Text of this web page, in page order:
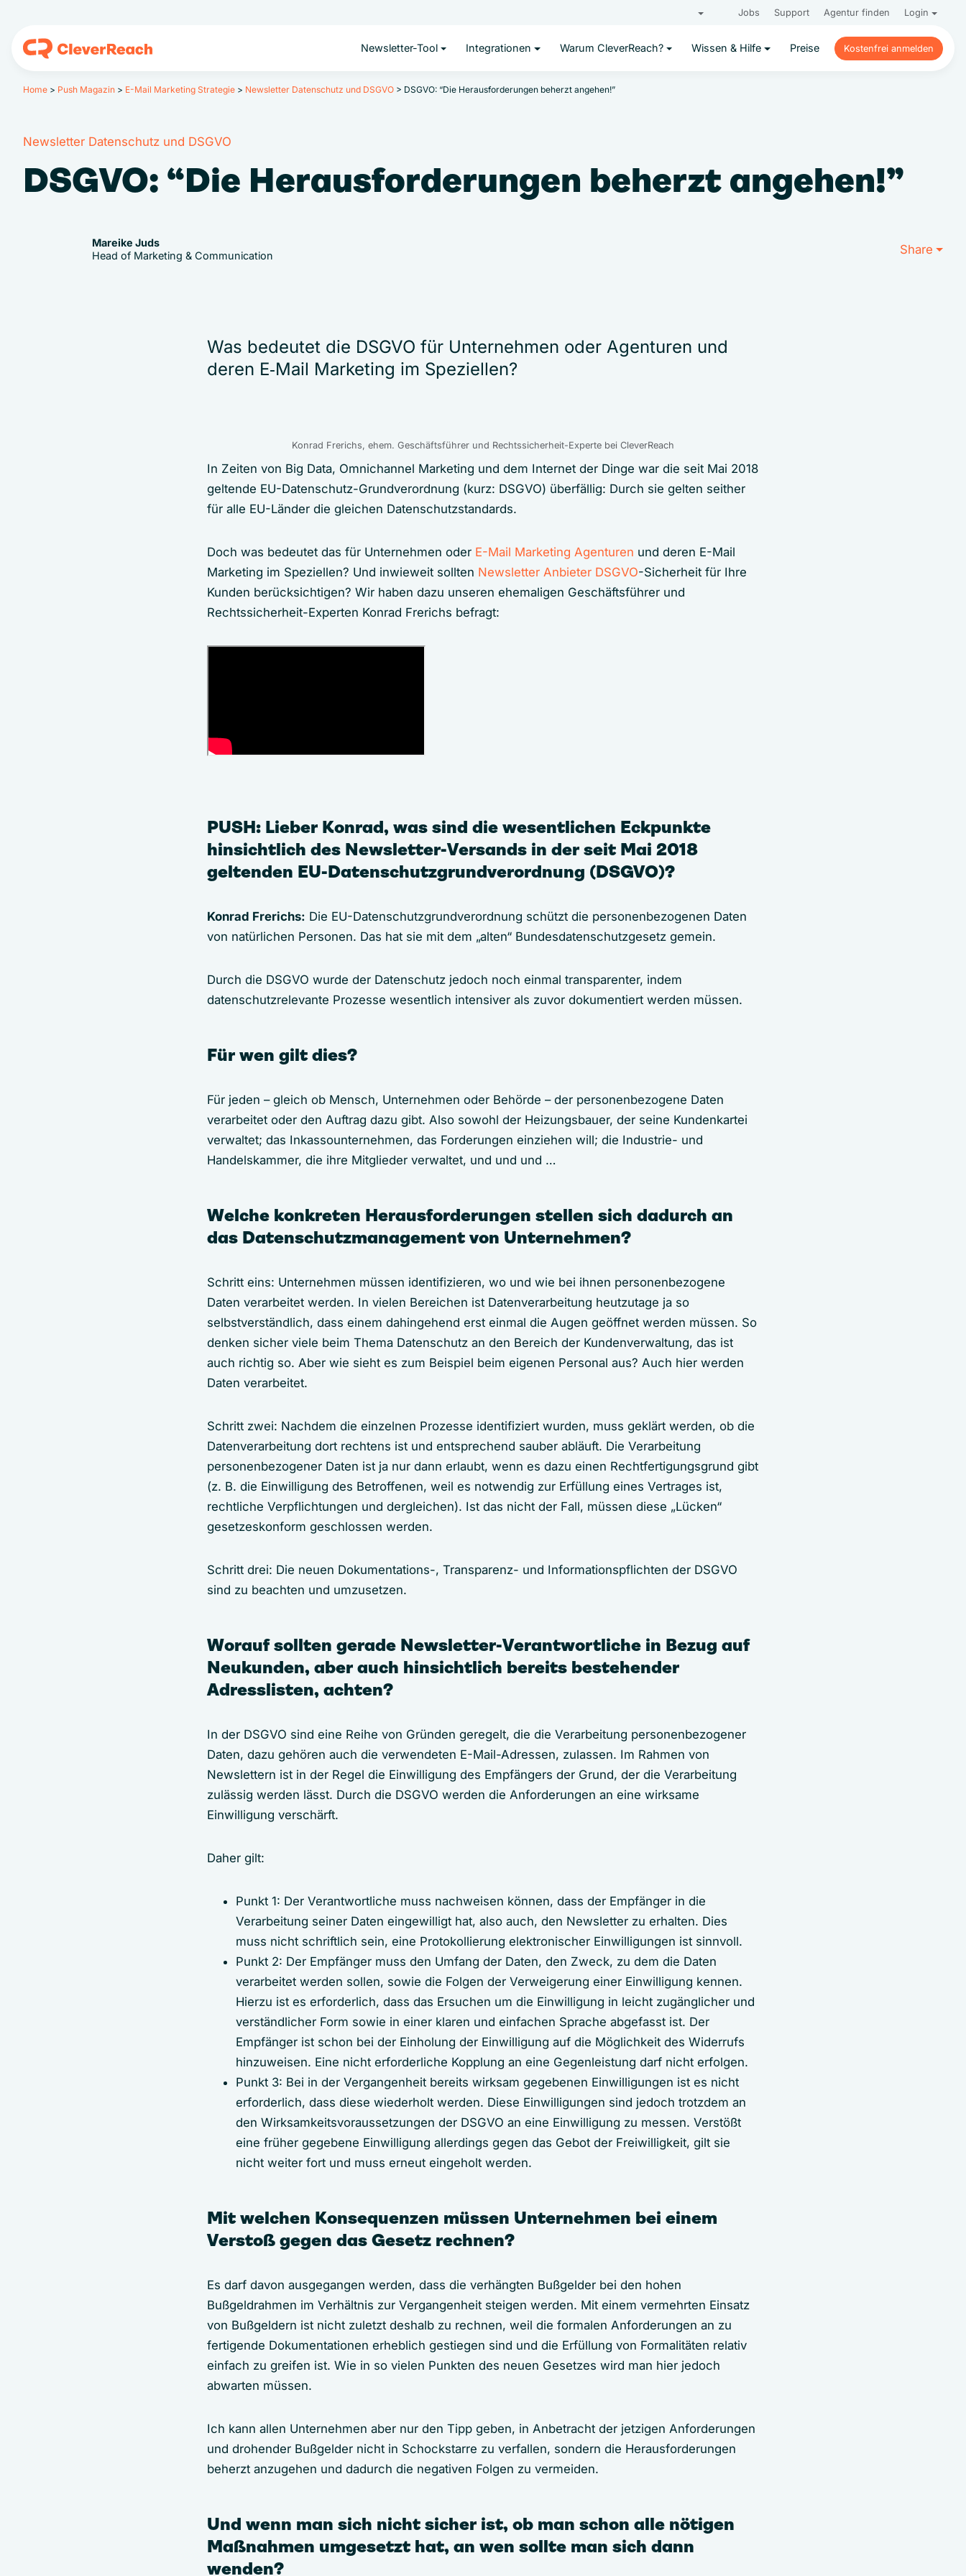
Jobs Support Agentur finden Login
Newsletter-Tool Integrationen Warum CleverReach? Wissen & Hilfe Preise
Kostenfrei anmelden
Kostenfrei anmelden
Home > Push Magazin > E-Mail Marketing Strategie > Newsletter Datenschutz und DSGVO > DSGVO: “Die Herausforderungen beherzt angehen!”
Newsletter Datenschutz und DSGVO
DSGVO: “Die Herausforderungen beherzt angehen!”
Mareike Juds
Head of Marketing & Communication
Share
Was bedeutet die DSGVO für Unternehmen oder Agenturen und
deren E‑Mail Marketing im Speziellen?
Konrad Frerichs, ehem. Geschäftsführer und Rechtssicherheit-Experte bei CleverReach
In Zeiten von Big Data, Omnichannel Marketing und dem Internet der Dinge war die seit Mai 2018
geltende EU-Datenschutz-Grundverordnung (kurz: DSGVO) überfällig: Durch sie gelten seither
für alle EU-Länder die gleichen Datenschutzstandards.
Doch was bedeutet das für Unternehmen oder E-Mail Marketing Agenturen und deren E-Mail
Marketing im Speziellen? Und inwieweit sollten Newsletter Anbieter DSGVO-Sicherheit für Ihre
Kunden berücksichtigen? Wir haben dazu unseren ehemaligen Geschäftsführer und
Rechtssicherheit-Experten Konrad Frerichs befragt:
PUSH: Lieber Konrad, was sind die wesentlichen Eckpunkte
hinsichtlich des Newsletter-Versands in der seit Mai 2018
geltenden EU-Datenschutzgrundverordnung (DSGVO)?
Konrad Frerichs: Die EU-Datenschutzgrundverordnung schützt die personenbezogenen Daten
von natürlichen Personen. Das hat sie mit dem „alten“ Bundesdatenschutzgesetz gemein.
Durch die DSGVO wurde der Datenschutz jedoch noch einmal transparenter, indem
datenschutzrelevante Prozesse wesentlich intensiver als zuvor dokumentiert werden müssen.
Für wen gilt dies?
Für jeden – gleich ob Mensch, Unternehmen oder Behörde – der personenbezogene Daten
verarbeitet oder den Auftrag dazu gibt. Also sowohl der Heizungsbauer, der seine Kundenkartei
verwaltet; das Inkassounternehmen, das Forderungen einziehen will; die Industrie- und
Handelskammer, die ihre Mitglieder verwaltet, und und und …
Welche konkreten Herausforderungen stellen sich dadurch an
das Datenschutzmanagement von Unternehmen?
Schritt eins: Unternehmen müssen identifizieren, wo und wie bei ihnen personenbezogene
Daten verarbeitet werden. In vielen Bereichen ist Datenverarbeitung heutzutage ja so
selbstverständlich, dass einem dahingehend erst einmal die Augen geöffnet werden müssen. So
denken sicher viele beim Thema Datenschutz an den Bereich der Kundenverwaltung, das ist
auch richtig so. Aber wie sieht es zum Beispiel beim eigenen Personal aus? Auch hier werden
Daten verarbeitet.
Schritt zwei: Nachdem die einzelnen Prozesse identifiziert wurden, muss geklärt werden, ob die
Datenverarbeitung dort rechtens ist und entsprechend sauber abläuft. Die Verarbeitung
personenbezogener Daten ist ja nur dann erlaubt, wenn es dazu einen Rechtfertigungsgrund gibt
(z. B. die Einwilligung des Betroffenen, weil es notwendig zur Erfüllung eines Vertrages ist,
rechtliche Verpflichtungen und dergleichen). Ist das nicht der Fall, müssen diese „Lücken“
gesetzeskonform geschlossen werden.
Schritt drei: Die neuen Dokumentations-, Transparenz- und Informationspflichten der DSGVO
sind zu beachten und umzusetzen.
Worauf sollten gerade Newsletter-Verantwortliche in Bezug auf
Neukunden, aber auch hinsichtlich bereits bestehender
Adresslisten, achten?
In der DSGVO sind eine Reihe von Gründen geregelt, die die Verarbeitung personenbezogener
Daten, dazu gehören auch die verwendeten E-Mail-Adressen, zulassen. Im Rahmen von
Newslettern ist in der Regel die Einwilligung des Empfängers der Grund, der die Verarbeitung
zulässig werden lässt. Durch die DSGVO werden die Anforderungen an eine wirksame
Einwilligung verschärft.
Daher gilt:
Punkt 1: Der Verantwortliche muss nachweisen können, dass der Empfänger in die
Verarbeitung seiner Daten eingewilligt hat, also auch, den Newsletter zu erhalten. Dies
muss nicht schriftlich sein, eine Protokollierung elektronischer Einwilligungen ist sinnvoll.
Punkt 2: Der Empfänger muss den Umfang der Daten, den Zweck, zu dem die Daten
verarbeitet werden sollen, sowie die Folgen der Verweigerung einer Einwilligung kennen.
Hierzu ist es erforderlich, dass das Ersuchen um die Einwilligung in leicht zugänglicher und
verständlicher Form sowie in einer klaren und einfachen Sprache abgefasst ist. Der
Empfänger ist schon bei der Einholung der Einwilligung auf die Möglichkeit des Widerrufs
hinzuweisen. Eine nicht erforderliche Kopplung an eine Gegenleistung darf nicht erfolgen.
Punkt 3: Bei in der Vergangenheit bereits wirksam gegebenen Einwilligungen ist es nicht
erforderlich, dass diese wiederholt werden. Diese Einwilligungen sind jedoch trotzdem an
den Wirksamkeitsvoraussetzungen der DSGVO an eine Einwilligung zu messen. Verstößt
eine früher gegebene Einwilligung allerdings gegen das Gebot der Freiwilligkeit, gilt sie
nicht weiter fort und muss erneut eingeholt werden.
Mit welchen Konsequenzen müssen Unternehmen bei einem
Verstoß gegen das Gesetz rechnen?
Es darf davon ausgegangen werden, dass die verhängten Bußgelder bei den hohen
Bußgeldrahmen im Verhältnis zur Vergangenheit steigen werden. Mit einem vermehrten Einsatz
von Bußgeldern ist nicht zuletzt deshalb zu rechnen, weil die formalen Anforderungen an zu
fertigende Dokumentationen erheblich gestiegen sind und die Erfüllung von Formalitäten relativ
einfach zu greifen ist. Wie in so vielen Punkten des neuen Gesetzes wird man hier jedoch
abwarten müssen.
Ich kann allen Unternehmen aber nur den Tipp geben, in Anbetracht der jetzigen Anforderungen
und drohender Bußgelder nicht in Schockstarre zu verfallen, sondern die Herausforderungen
beherzt anzugehen und dadurch die negativen Folgen zu vermeiden.
Und wenn man sich nicht sicher ist, ob man schon alle nötigen
Maßnahmen umgesetzt hat, an wen sollte man sich dann
wenden?